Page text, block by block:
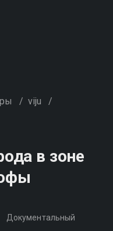
/ viju /
в зоне
Документальный